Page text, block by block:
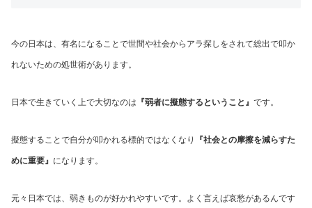
今の日本は、有名になることで世間や社会からアラ探しをされて総出で叩か
れないための処世術があります。
日本で生きていく上で大切なのは 『弱者に擬態するということ』 です。
擬態することで自分が叩かれる標的ではなくなり 『社会との摩擦を減らすた
めに重要』 になります。
元々日本では、弱きものが好かれやすいです。よく言えば哀愁があるんです